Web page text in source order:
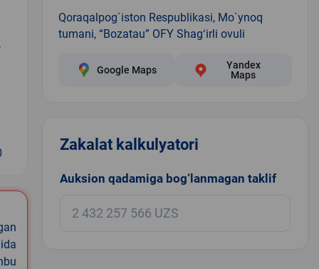
Qoraqalpog`iston Respublikasi, Mo`ynoq
tumani, “Bozatau” OFY Shagʻirli ovuli
Google Maps
Yandex
Maps
Zakalat kalkulyatori
Auksion qadamiga bog‘lanmagan taklif